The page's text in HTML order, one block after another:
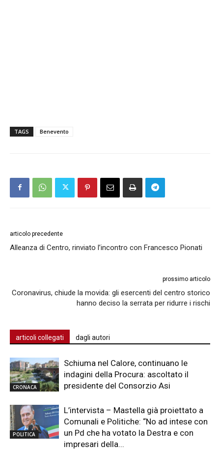
TAGS Benevento
articolo precedente
Alleanza di Centro, rinviato l’incontro con Francesco Pionati
prossimo articolo
Coronavirus, chiude la movida: gli esercenti del centro storico
hanno deciso la serrata per ridurre i rischi
articoli collegati dagli autori
CRONACA
Schiuma nel Calore, continuano le
indagini della Procura: ascoltato il
presidente del Consorzio Asi
POLITICA
L’intervista – Mastella già proiettato a
Comunali e Politiche: “No ad intese con
un Pd che ha votato la Destra e con
impresari della...